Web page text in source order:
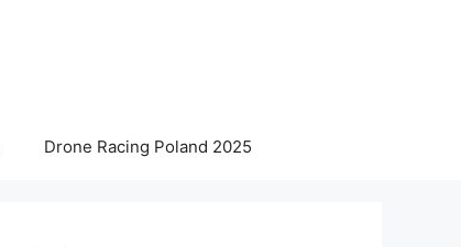
Drone Racing Poland 2025